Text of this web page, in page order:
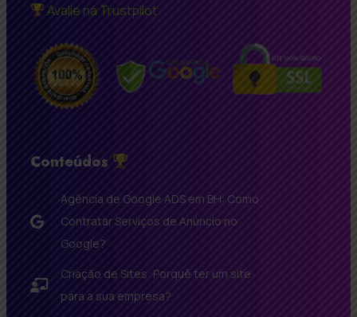
Avalie na Trustpilot
Conteúdos
Agência de Google ADS em BH: Como
Contratar Serviços de Anúncio no
Google?
Criação de Sites: Porquê ter um site
para a sua empresa?